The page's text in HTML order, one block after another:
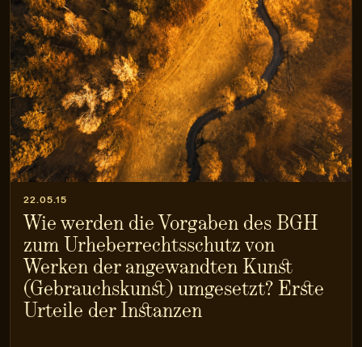
22.05.15
Wie werden die Vorgaben des BGH
zum Urheberrechtsschutz von
Werken der angewandten Kunst
(Gebrauchskunst) umgesetzt? Erste
Urteile der Instanzen